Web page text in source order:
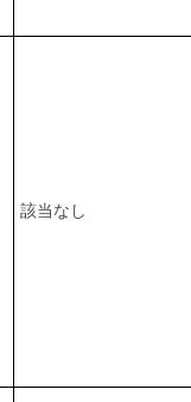
該当なし